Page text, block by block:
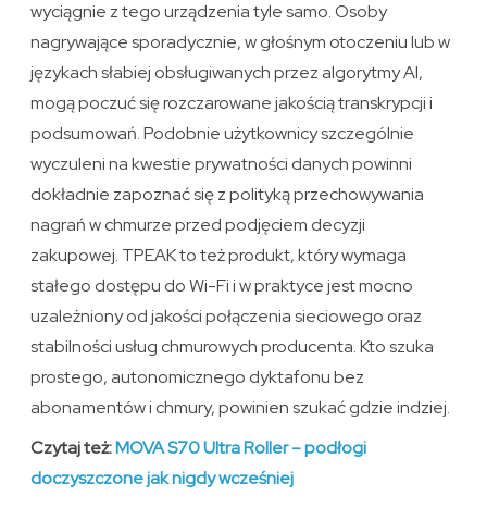
wyciągnie z tego urządzenia tyle samo. Osoby
nagrywające sporadycznie, w głośnym otoczeniu lub w
językach słabiej obsługiwanych przez algorytmy AI,
mogą poczuć się rozczarowane jakością transkrypcji i
podsumowań. Podobnie użytkownicy szczególnie
wyczuleni na kwestie prywatności danych powinni
dokładnie zapoznać się z polityką przechowywania
nagrań w chmurze przed podjęciem decyzji
zakupowej. TPEAK to też produkt, który wymaga
stałego dostępu do Wi-Fi i w praktyce jest mocno
uzależniony od jakości połączenia sieciowego oraz
stabilności usług chmurowych producenta. Kto szuka
prostego, autonomicznego dyktafonu bez
abonamentów i chmury, powinien szukać gdzie indziej.
Czytaj też:MOVA S70 Ultra Roller – podłogi
doczyszczone jak nigdy wcześniej